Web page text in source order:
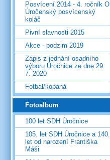
Posvícení 2014 - 4. ročník O
Úročenský posvícenský
koláč
Pivní slavnosti 2015
Akce - podzim 2019
Zápis z jednání osadního
výboru Úročnice ze dne 29.
7. 2020
Fotbal/kopaná
Fotoalbum
100 let SDH Úročnice
105. let SDH Úročnice a 140.
let od narození Františka
Máši